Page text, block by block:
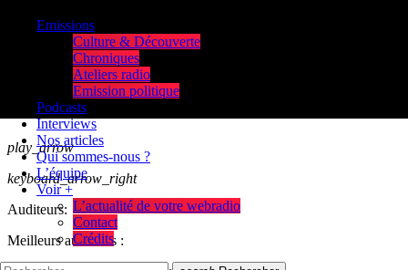
play_arrow
keyboard_arrow_right
Auditeurs:
Meilleurs auditeurs :
Emissions
Culture & Découverte
Chroniques
Ateliers radio
Emission politique
Podcasts
Interviews
Nos articles
Qui sommes-nous ?
L’équipe
Voir +
L’actualité de votre webradio
Contact
Crédits